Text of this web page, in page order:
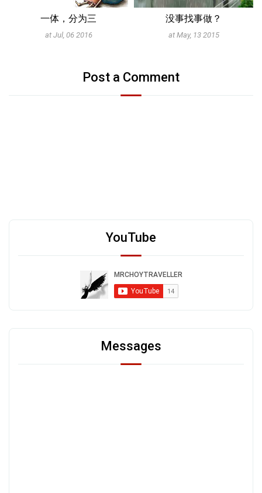
一体，分为三
at Jul, 06 2016
没事找事做？
at May, 13 2015
Post a Comment
YouTube
Messages